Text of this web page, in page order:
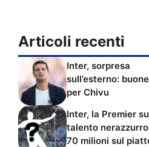
Articoli recenti
Inter, sorpresa
sull’esterno:
per Chivu
Inter, la Premier
talento
70 milioni sul